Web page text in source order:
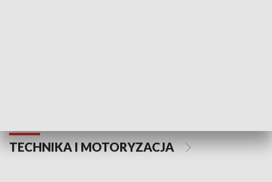
TECHNIKA I MOTORYZACJA